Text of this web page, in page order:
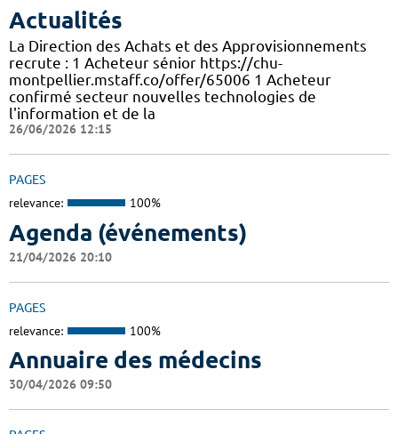
Actualités
La Direction des Achats et des Approvisionnements
recrute : 1 Acheteur sénior https://chu-
montpellier.mstaff.co/offer/65006 1 Acheteur
confirmé secteur nouvelles technologies de
l'information et de la
26/06/2026 12:15
PAGES
relevance: 100%
Agenda (événements)
21/04/2026 20:10
PAGES
relevance: 100%
Annuaire des médecins
30/04/2026 09:50